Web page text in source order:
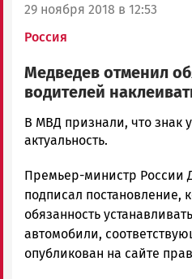
29 ноября 2018 в 12:53
Россия
Медведев отменил
водителей
Алексей
Смирнов
Петрозаводска
и
Карелии
|
Петрозаводск
ГОВОРИТ
В МВД признали, что знак
актуальность.
Премьер-министр России
подписал постановление,
обязанность
автомобили,
опубликован на сайте